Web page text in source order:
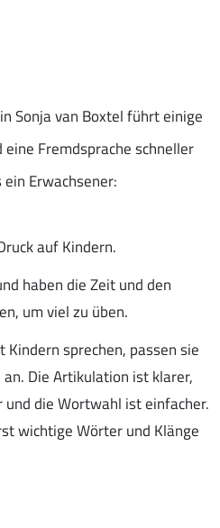
Sonja van Boxtel führt einige
Fremdsprache schneller
Erwachsener:
auf Kindern.
haben die Zeit und den
um viel zu üben.
Kindern sprechen, passen sie
Die Artikulation ist klarer,
und die Wortwahl ist einfacher.
wichtige Wörter und Klänge